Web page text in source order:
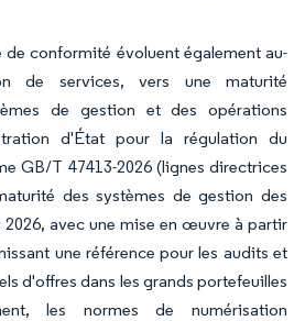
de conformité évoluent également au-
de services, vers une maturité
de gestion et des opérations
d'État pour la régulation du
GB/T 47413-2026 (lignes directrices
des systèmes de gestion des
2026, avec une mise en œuvre à partir
une référence pour les audits et
d'offres dans les grands portefeuilles
les normes de numérisation